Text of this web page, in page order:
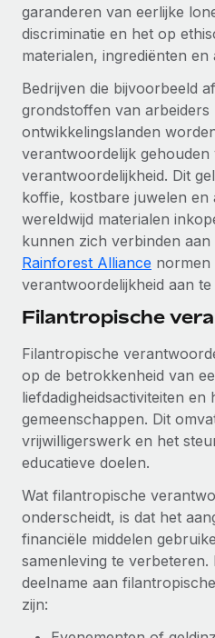
garanderen van eerlijke
discriminatie en het op
materialen, ingrediënten
Bedrijven die bijvoorbeeld
grondstoffen van arbeiders
ontwikkelingslanden
verantwoordelijk gehouden
verantwoordelijkheid. Dit
koffie, kostbare juwelen en
wereldwijd materialen
kunnen zich verbinden aan
Rainforest Alliance normen
verantwoordelijkheid aan te
Filantropische
Filantropische
op de betrokkenheid van
liefdadigheidsactiviteiten en
gemeenschappen. Dit
vrijwilligerswerk en het
educatieve doelen.
Wat filantropische
onderscheidt, is dat het
financiële middelen
samenleving te
deelname aan
zijn: